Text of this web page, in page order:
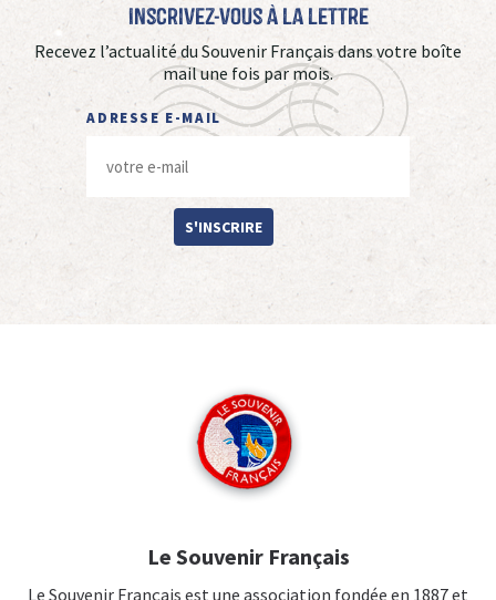
Inscrivez-vous à La Lettre
Recevez l’actualité du Souvenir Français dans votre boîte
mail une fois par mois.
ADRESSE E-MAIL
S'INSCRIRE
Le Souvenir Français
Le Souvenir Français est une association fondée en 1887 et